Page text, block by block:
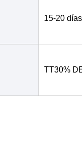
15-20 días
TT30%